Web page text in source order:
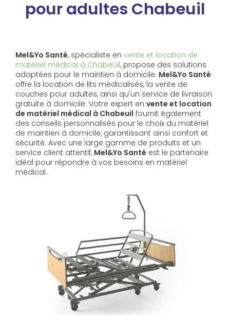
pour adultes Chabeuil
Mel&Yo Santé, spécialiste en vente et location de
matériel médical à Chabeuil, propose des solutions
adaptées pour le maintien à domicile. Mel&Yo Santé
offre la location de lits médicalisés, la vente de
couches pour adultes, ainsi qu'un service de livraison
gratuite à domicile. Votre expert en vente et location
de matériel médical à Chabeuil fournit également
des conseils personnalisés pour le choix du matériel
de maintien à domicile, garantissant ainsi confort et
sécurité. Avec une large gamme de produits et un
service client attentif, Mel&Yo Santé est le partenaire
idéal pour répondre à vos besoins en matériel
médical.